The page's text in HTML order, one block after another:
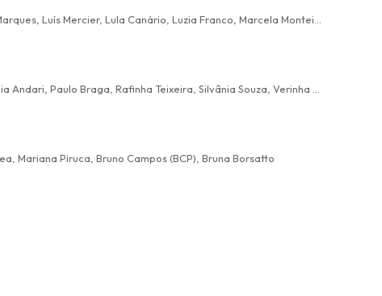
Mariana Piruca, Bruno Campos (BCP), Bruna Borsatto